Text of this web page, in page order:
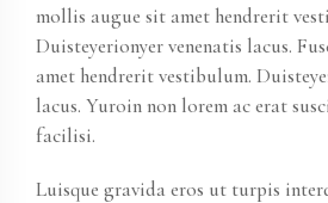
mollis augue sit amet hendrerit
Duisteyerionyer venenatis lacus.
amet hendrerit vestibulum.
lacus. Yuroin non lorem ac erat
facilisi.
Luisque gravida eros ut turpis